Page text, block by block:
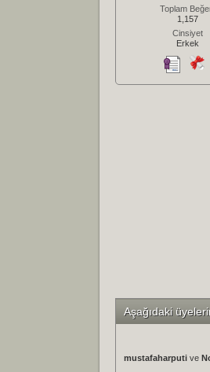
Toplam
1,157
Cinsiyet
Erkek
Aşağıdaki
mustafaharputi ve